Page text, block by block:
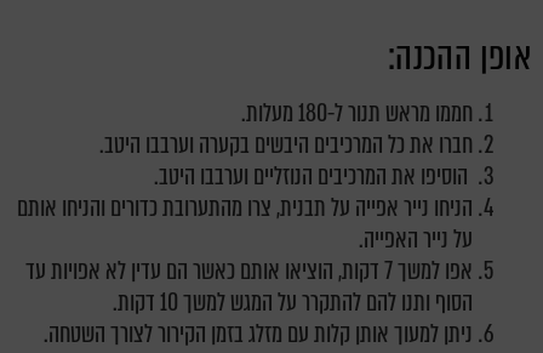
אופן ההכנה:
חממו מראש תנור ל-180 מעלות.
חברו את כל המרכיבים היבשים בקערה וערבבו היטב.
הוסיפו את המרכיבים הנוזליים וערבבו היטב.
הניחו נייר אפייה על תבנית, צרו מהתערובת כדורים והניחו אותם
על נייר האפייה.
אפו למשך 7 דקות, הוציאו אותם כאשר הם עדין לא אפויות עד
הסוף ותנו להם להתקרר על המגש למשך 10 דקות.
ניתן למעוך אותן קלות עם מזלג בזמן הקירור לצורך השטחה.